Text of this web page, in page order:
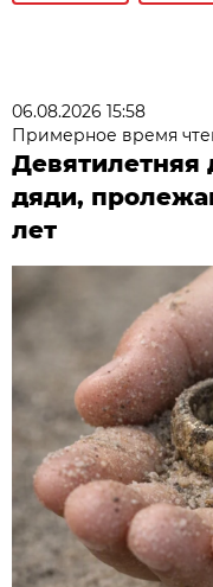
06.08.2026 15:58
Примерное время
Девятилетняя
дяди,
лет